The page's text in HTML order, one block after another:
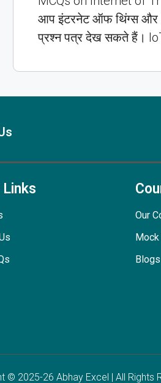
आप इंटरनेट ऑफ थिंग्स और
प्रश्न पत्र देख सकते हैं।
Our
Blogs
© 2025-26 Abhay Excel | All Rights